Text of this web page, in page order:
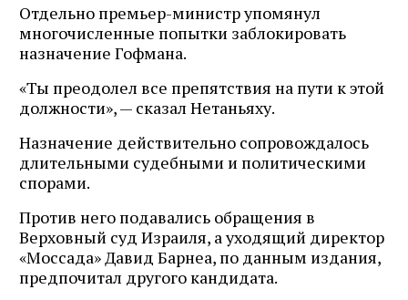
Отдельно премьер-министр упомянул
многочисленные попытки заблокировать
назначение Гофмана.
«Ты преодолел все препятствия на пути к этой
должности», — сказал Нетаньяху.
Назначение действительно сопровождалось
длительными судебными и политическими
спорами.
Против него подавались обращения в
Верховный суд Израиля, а уходящий директор
«Моссада» Давид Барнеа, по данным издания,
предпочитал другого кандидата.